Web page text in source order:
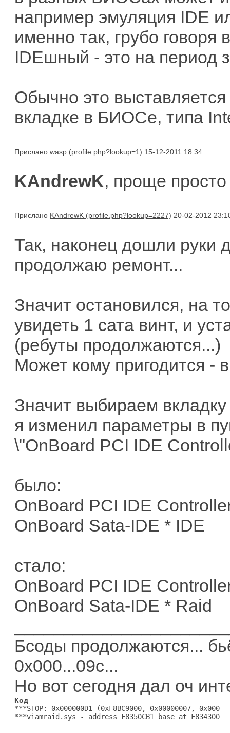
например эмуляция IDE
именно так, грубо
IDEшный - это на период
Обычно это
вкладке в БИОСе, типа
Прислано wasp 15-12-2011 18:34
KAndrewK, проще
Прислано KAndrewK 20-02-2012
Так, наконец дошли руки
продолжаю ремонт...
Значит остановился, на
увидеть 1 сата винт, и
(ребуты продолжаются...)
Может кому пригодится -
Значит выбираем
я изменил параметры в
\"OnBoard PCI IDE
было:
OnBoard PCI IDE
OnBoard Sata-IDE * IDE
cтало:
OnBoard PCI IDE
OnBoard Sata-IDE * Raid
Бсоды продолжаются...
0х000...09с...
Но вот сегодня дал оч
Код
***STOP: 0x000000D1 (0xF8BC9000, 0x00000007,
***viamraid.sys - address F8350CB1 base at F8343000,